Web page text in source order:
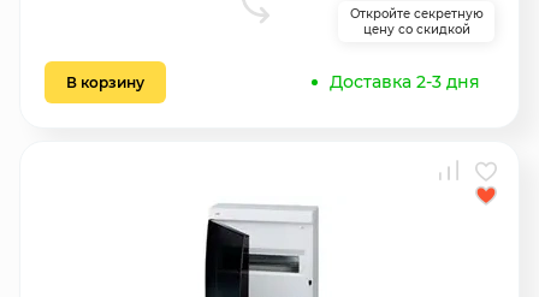
Откройте секретную
цену со скидкой
В корзину Доставка 2-3 дня